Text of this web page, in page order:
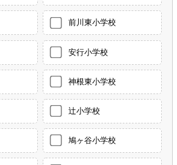
前川東小学校
安行小学校
神根東小学校
辻小学校
鳩ヶ谷小学校